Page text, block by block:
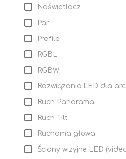
Naświetlacz
Par
Profile
RGBL
RGBW
Rozwiązania LED dla
Ruch Panorama
Ruch Tilt
Ruchoma głowa
Ściany wizyjne LED